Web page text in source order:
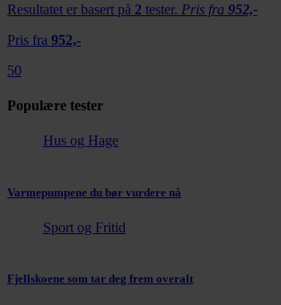
Resultatet er basert på 2 tester. Pris fra 952,-
Pris fra 952,-
50
Populære tester
Hus og Hage
Varmepumpene du bør vurdere nå
Sport og Fritid
Fjellskoene som tar deg frem overalt